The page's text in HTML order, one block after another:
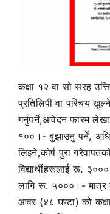
कक्षा १२ वा सो सरह
प्रतिलिपी वा परिचय
गर्नुपर्ने,आवेदन फारम
१००।- बुझाउनु पर्ने,
लिइने,कोर्ष पुरा
विद्यार्थीहरूलाई रू.
लागि रू. ५०००।- मात्र
आवर (४८ घण्टा) को